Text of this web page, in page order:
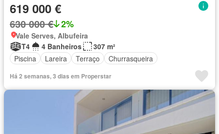
619 000 €
630 000 € 2%
Vale Serves, Albufeira
T4
4 Banheiros
307 m²
Piscina
Lareira Terraço Churrasqueira
Há 2 semanas, 3 dias em Properstar